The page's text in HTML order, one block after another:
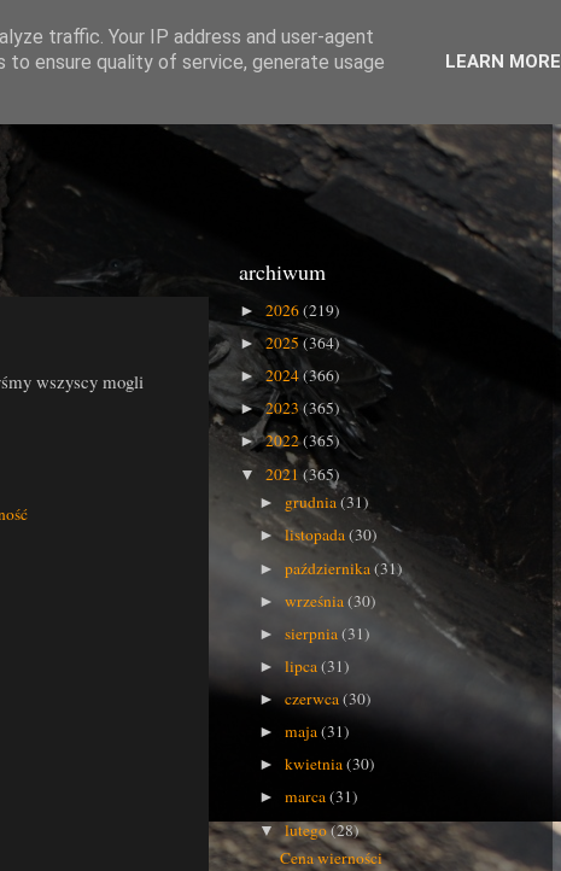
wszyscy mogli
archiwum
► 2026(219)
►2025(364)
► 2024(366)
►2023(365)
►2022(365)
▼ 2021(365)
► grudnia(31)
►listopada(30)
►października(31)
►września(30)
►sierpnia(31)
►lipca(31)
►czerwca(30)
►maja(31)
►kwietnia(30)
►marca(31)
▼lutego(28)
Cena wierności
traffic. Your IP address and user-agent
ensure quality of service, generate usage
LEARN MORE